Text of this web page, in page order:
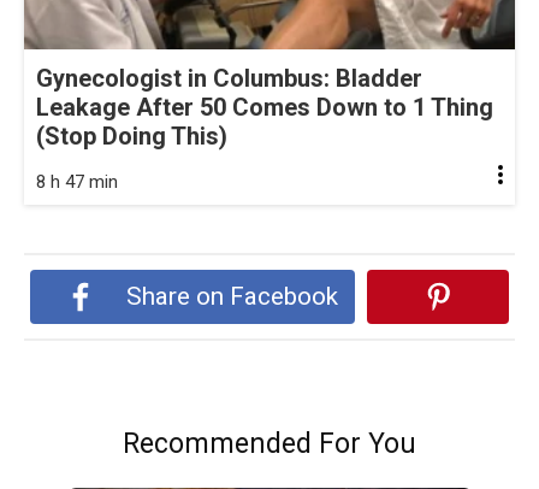
Gynecologist in Columbus: Bladder
Leakage After 50 Comes Down to 1 Thing
(Stop Doing This)
8 h 47 min
Share on Facebook
Recommended For You